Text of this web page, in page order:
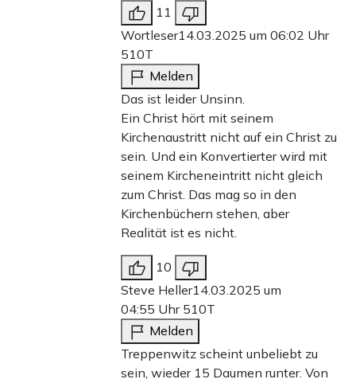
11
Wortleser14.03.2025 um 06:02 Uhr
510T
Melden
Das ist leider Unsinn.
Ein Christ hört mit seinem
Kirchenaustritt nicht auf ein Christ zu
sein. Und ein Konvertierter wird mit
seinem Kircheneintritt nicht gleich
zum Christ. Das mag so in den
Kirchenbüchern stehen, aber
Realität ist es nicht.
10
Steve Heller14.03.2025 um
04:55 Uhr 510T
Melden
Treppenwitz scheint unbeliebt zu
sein, wieder 15 Daumen runter. Von